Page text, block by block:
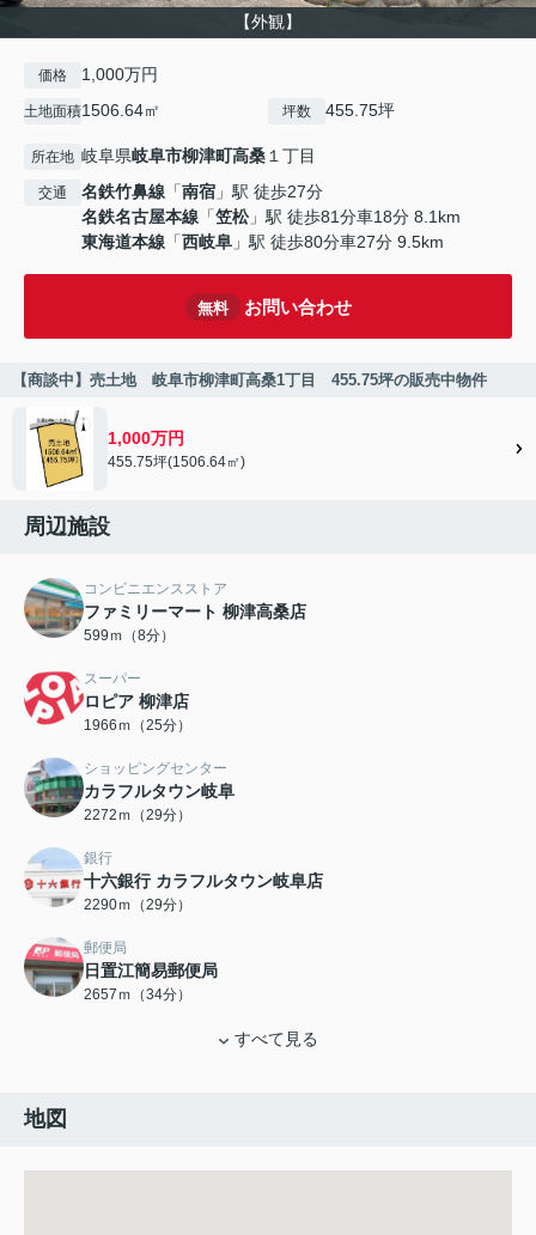
【外観】
価格 1,000万円
土地面積1506.64㎡ 坪数 455.75坪
所在地 岐阜県岐阜市柳津町高桑１丁目
交通 名鉄竹鼻線 「南宿 」駅 徒歩27分
名鉄名古屋本線 「笠松」駅 徒歩81分車18分 8.1km
東海道本線 「西岐阜 」駅 徒歩80分車27分 9.5km
無料 お問い合わせ
【商談中】売土地 岐阜市柳津町高桑1丁目 455.75坪の販売中物件
1,000万円
455.75坪(1506.64㎡)
周辺施設
コンビニエンスストア
ファミリーマート 柳津高桑店
599ｍ（8分）
スーパー
ロピア 柳津店
1966ｍ（25分）
ショッピングセンター
カラフルタウン岐阜
2272ｍ（29分）
銀行
十六銀行 カラフルタウン岐阜店
2290ｍ（29分）
郵便局
日置江簡易郵便局
2657ｍ（34分）
すべて見る
地図